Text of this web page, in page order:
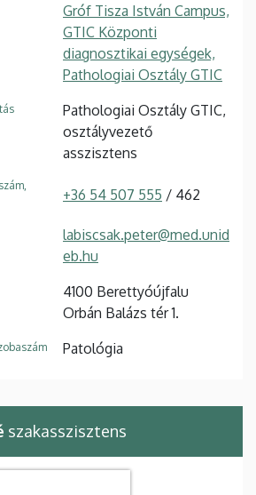
Gróf Tisza István Campus,
GTIC Központi
diagnosztikai egységek,
Pathologiai Osztály GTIC
Pathologiai Osztály GTIC,
osztályvezető
asszisztens
+36 54 507 555 / 462
labiscsak.peter@med.unid
eb.hu
4100 Berettyóújfalu
Orbán Balázs tér 1.
Patológia
szakasszisztens